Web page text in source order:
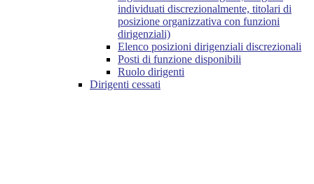
individuati discrezionalmente, titolari di
posizione organizzativa con funzioni
dirigenziali)
Elenco posizioni dirigenziali discrezionali
Posti di funzione disponibili
Ruolo dirigenti
Dirigenti cessati